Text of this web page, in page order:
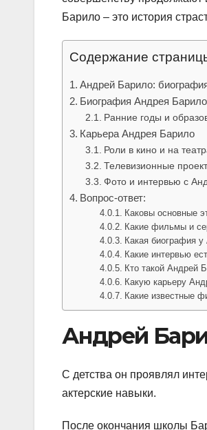
Барило – это история
Содержание
Андрей Барило:
Биография Андрея Барило
Ранние годы и
Карьера Андрея Барило
Роли в кино и на
Телевизионные
Фото и интервью с
Вопрос-ответ:
Каковы основные
Какие фильмы и
Какая биография
Какие интервью
Кто такой Андрей
Какую карьеру
Какие известные
Андрей
С детства он проявлял
актерские навыки.
После окончания школы